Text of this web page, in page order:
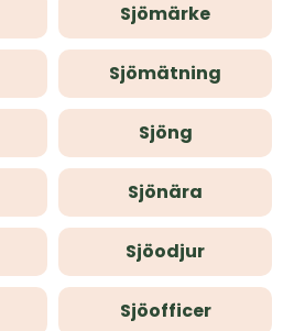
Sjömärke
Sjömätning
Sjöng
Sjönära
Sjöodjur
Sjöofficer